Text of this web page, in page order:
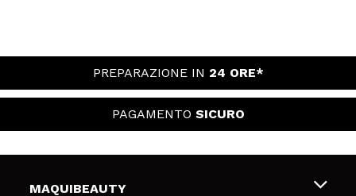
PREPARAZIONE IN 24 ORE*
PAGAMENTO SICURO
MAQUIBEAUTY